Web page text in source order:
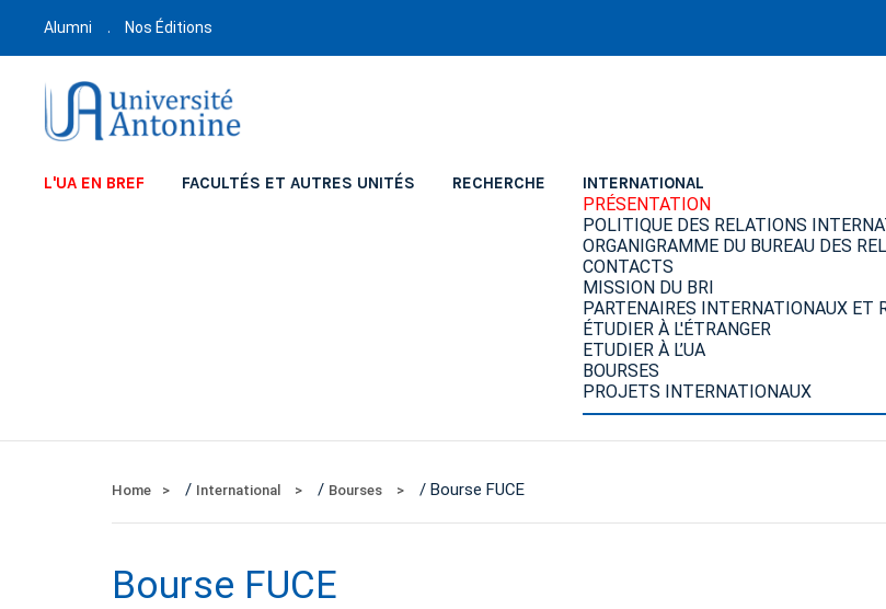
Alumni Nos Éditions
L'UA EN BREF FACULTÉS ET AUTRES UNITÉS RECHERCHE INTERNATIONAL
PRÉSENTATION
POLITIQUE DES RELATIONS
ORGANIGRAMME DU BUREAU DES
CONTACTS
MISSION DU BRI
PARTENAIRES INTERNATIONAUX ET
ÉTUDIER À L'ÉTRANGER
ETUDIER À L’UA
BOURSES
PROJETS INTERNATIONAUX
Home / International / Bourses / Bourse FUCE
Bourse FUCE